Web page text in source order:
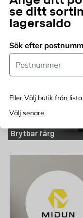
se ditt
lagersaldo
Sök efter
Postnummer
Eller Välj butik från lista
Välj senare
Tapettillbehör
Brytbar färg